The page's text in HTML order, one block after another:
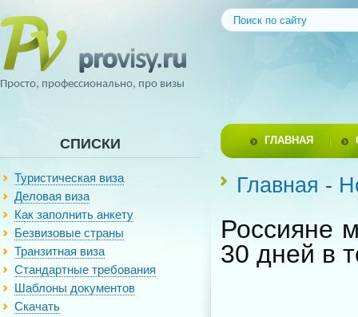
Просто, профессионально, про визы
СПИСКИ
Туристическая виза
Деловая виза
Как заполнить анкету
Безвизовые страны
Транзитная виза
Стандартные требования
Шаблоны документов
Скачать
ГЛАВНАЯ
Главная -
Россияне
30 дней в